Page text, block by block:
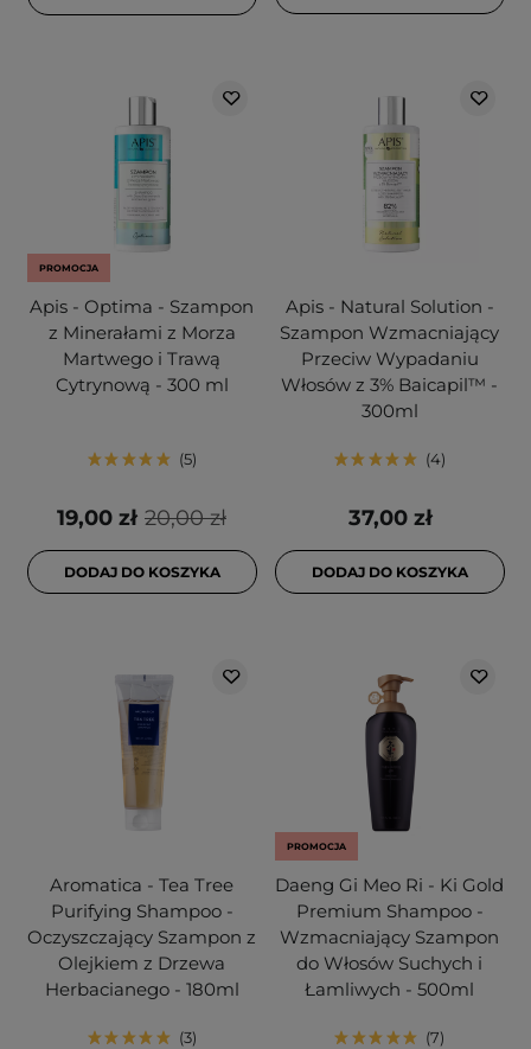
PROMOCJA
Apis - Optima - Szampon
z Minerałami z Morza
Martwego i Trawą
Cytrynową - 300 ml
5
20,00 zł
19,00 zł
DODAJ DO KOSZYKA
Apis - Natural Solution -
Szampon Wzmacniający
Przeciw Wypadaniu
Włosów z 3% Baicapil™ -
300ml
4
37,00 zł
DODAJ DO KOSZYKA
Aromatica - Tea Tree
Purifying Shampoo -
Oczyszczający Szampon z
Olejkiem z Drzewa
Herbacianego - 180ml
3
PROMOCJA
Daeng Gi Meo Ri - Ki Gold
Premium Shampoo -
Wzmacniający Szampon
do Włosów Suchych i
Łamliwych - 500ml
7